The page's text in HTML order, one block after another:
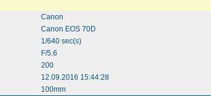
Canon
Canon EOS 70D
1/640 sec(s)
F/5.6
200
12.09.2016 15:44:28
100mm